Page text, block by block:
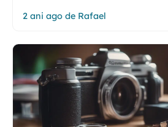
2 ani ago de Rafael